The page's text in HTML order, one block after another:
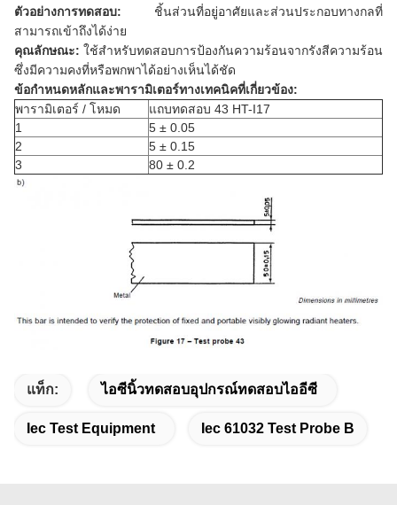
ตัวอย่างการทดสอบ: ชิ้นส่วนที่อยู่อาศัยและส่วนประกอบทางกลที่
สามารถเข้าถึงได้ง่าย
คุณลักษณะ: ใช้สำหรับทดสอบการป้องกันความร้อนจากรังสีความร้อน
ซึ่งมีความคงที่หรือพกพาได้อย่างเห็นได้ชัด
ข้อกำหนดหลักและพารามิเตอร์ทางเทคนิคที่เกี่ยวข้อง:
พารามิเตอร์ / โหมด
แถบทดสอบ 43 HT-I17
1
5 ± 0.05
2
5 ± 0.15
3
80 ± 0.2
แท็ก: ไอซีนิ้วทดสอบอุปกรณ์ทดสอบไออีซี
Iec Test Equipment Iec 61032 Test Probe B